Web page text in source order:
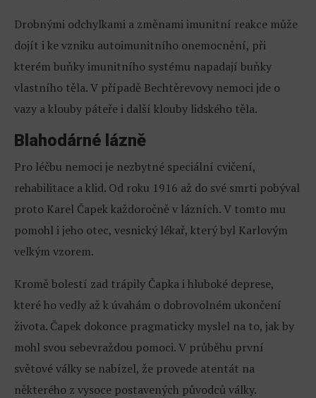
Drobnými odchylkami a změnami imunitní reakce může
dojít i ke vzniku autoimunitního onemocnění, při
kterém buňky imunitního systému napadají buňky
vlastního těla. V případě Bechtěrevovy nemoci jde o
vazy a klouby páteře i další klouby lidského těla.
Blahodárné lázně
Pro léčbu nemoci je nezbytné speciální cvičení,
rehabilitace a klid. Od roku 1916 až do své smrti pobýval
proto Karel Čapek každoročně v lázních. V tomto mu
pomohl i jeho otec, vesnický lékař, který byl Karlovým
velkým vzorem.
Kromě bolestí zad trápily Čapka i hluboké deprese,
které ho vedly až k úvahám o dobrovolném ukončení
života. Čapek dokonce pragmaticky myslel na to, jak by
mohl svou sebevraždou pomoci. V průběhu první
světové války se nabízel, že provede atentát na
některého z vysoce postavených původců války.